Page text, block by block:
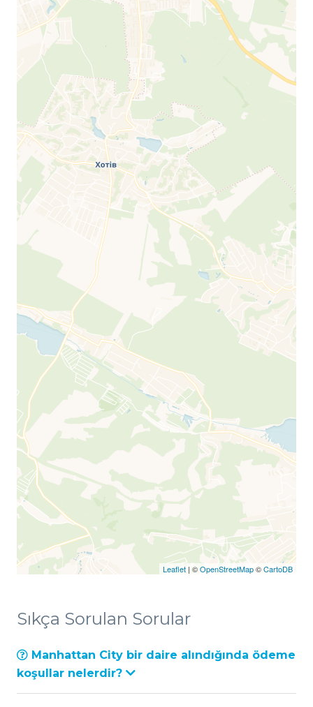
Leaflet | ©OpenStreetMap©CartoDB
Sıkça Sorulan Sorular
Manhattan City bir daire alındığında ödeme
koşullar nelerdir?